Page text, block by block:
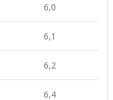
6,0
6,1
6,2
6,4